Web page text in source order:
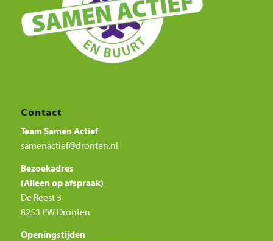
Contact
Team Samen Actief
samenactief@dronten.nl
Bezoekadres
(Alleen op afspraak)
De Reest 3
8253 PW Dronten
Openingstijden